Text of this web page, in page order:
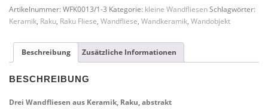
Raku,
Unikate
Artikelnummer:WFK0013/1-3 Kategorie: kleine WandfliesenSchlagwörter:
Keramik, Raku, Raku Fliese, Wandfliese, Wandkeramik, Wandobjekt
Beschreibung Zusätzliche Informationen
BESCHREIBUNG
Drei Wandfliesen aus Keramik, Raku, abstrakt